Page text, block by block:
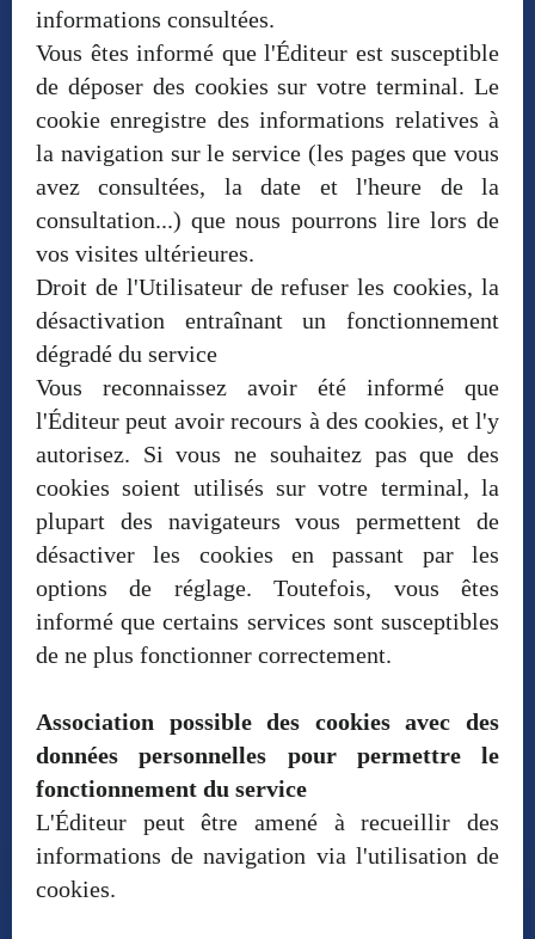
informations consultées.
Vous êtes informé que l'Éditeur est susceptible
de déposer des cookies sur votre terminal. Le
cookie enregistre des informations relatives à
la navigation sur le service (les pages que vous
avez consultées, la date et l'heure de la
consultation...) que nous pourrons lire lors de
vos visites ultérieures.
Droit de l'Utilisateur de refuser les cookies, la
désactivation entraînant un fonctionnement
dégradé du service
Vous reconnaissez avoir été informé que
l'Éditeur peut avoir recours à des cookies, et l'y
autorisez. Si vous ne souhaitez pas que des
cookies soient utilisés sur votre terminal, la
plupart des navigateurs vous permettent de
désactiver les cookies en passant par les
options de réglage. Toutefois, vous êtes
informé que certains services sont susceptibles
de ne plus fonctionner correctement.
Association possible des cookies avec des
données personnelles pour permettre le
fonctionnement du service
L'Éditeur peut être amené à recueillir des
informations de navigation via l'utilisation de
cookies.